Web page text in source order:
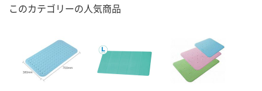
このカテゴリーの人気商品